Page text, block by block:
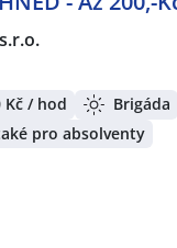
Kč / hod
Brigáda
pro absolventy